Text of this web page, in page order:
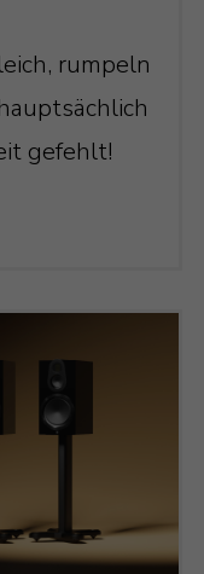
rumpeln
gefehlt!